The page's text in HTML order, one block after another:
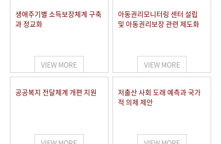
생애주기별 소득보장체계 구축
과 정교화
VIEW MORE
아동권리모니터링 센터 설립
및 아동권리보장 관련 제도화
VIEW MORE
공공복지 전달체계 개편 지원
저출산 사회 도래 예측과 국가
적 의제 제안